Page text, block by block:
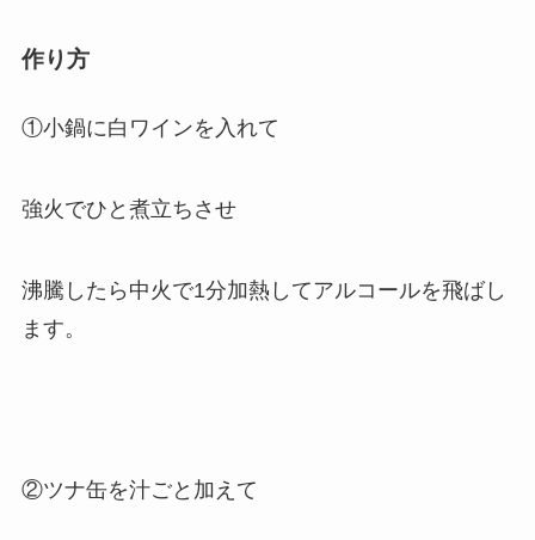
作り方
①小鍋に白ワインを入れて
強火でひと煮立ちさせ
沸騰したら中火で1分加熱してアルコールを飛ばし
ます。
②ツナ缶を汁ごと加えて